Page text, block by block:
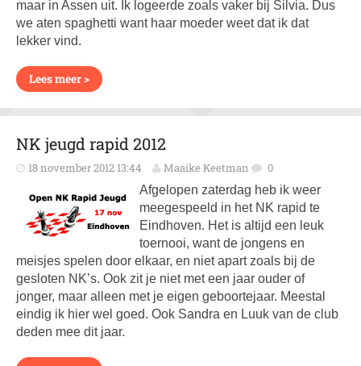
maar in Assen uit. Ik logeerde zoals vaker bij Silvia. Dus
we aten spaghetti want haar moeder weet dat ik dat
lekker vind.
Lees meer >
NK jeugd rapid 2012
18 november 2012 13:44 Maaike Keetman 0
Afgelopen zaterdag heb ik weer
meegespeeld in het NK rapid te
Eindhoven. Het is altijd een leuk
toernooi, want de jongens en
meisjes spelen door elkaar, en niet apart zoals bij de
gesloten NK’s. Ook zit je niet met een jaar ouder of
jonger, maar alleen met je eigen geboortejaar. Meestal
eindig ik hier wel goed. Ook Sandra en Luuk van de club
deden mee dit jaar.